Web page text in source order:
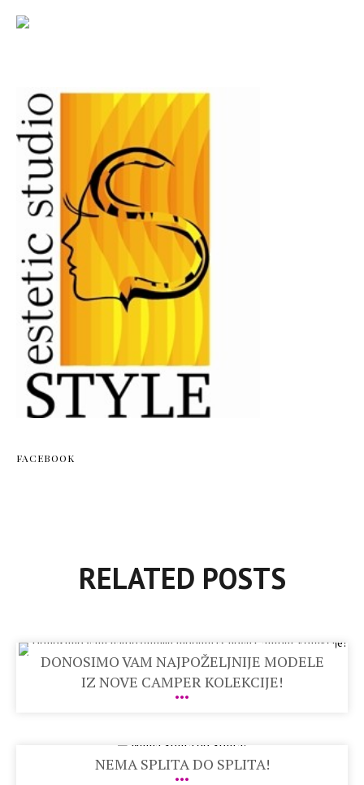
FACEBOOK
RELATED POSTS
DONOSIMO VAM NAJPOŽELJNIJE MODELE
IZ NOVE CAMPER KOLEKCIJE!
NEMA SPLITA DO SPLITA!